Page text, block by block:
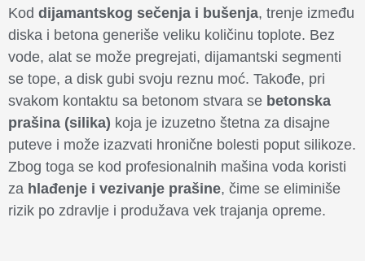
Kod dijamantskog sečenja i bušenja, trenje između
diska i betona generiše veliku količinu toplote. Bez
vode, alat se može pregrejati, dijamantski segmenti
se tope, a disk gubi svoju reznu moć. Takođe, pri
svakom kontaktu sa betonom stvara se betonska
prašina (silika) koja je izuzetno štetna za disajne
puteve i može izazvati hronične bolesti poput silikoze.
Zbog toga se kod profesionalnih mašina voda koristi
za hlađenje i vezivanje prašine, čime se eliminiše
rizik po zdravlje i produžava vek trajanja opreme.